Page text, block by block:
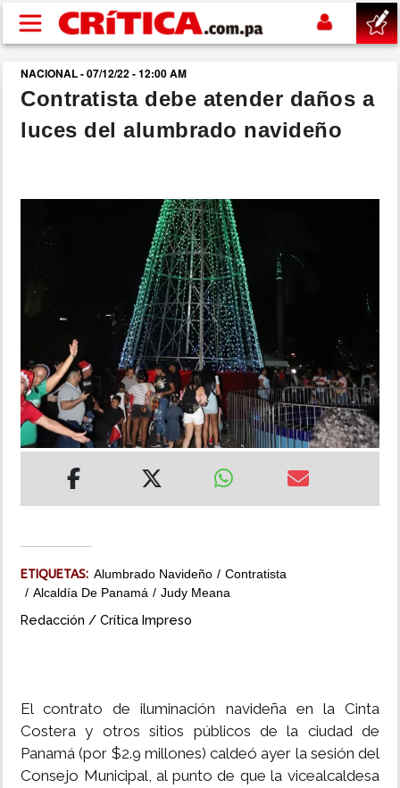
Pasar al contenido principal
buscar
SUCESOS
MUNDO
INSÓLITAS
MULTIMEDIA
NACIONAL - 07/12/22 - 12:00 AM
Contratista debe atender daños a
luces del alumbrado navideño
ETIQUETAS: Alumbrado Navideño
Contratista
Alcaldía De Panamá
Judy Meana
Redacción / Crítica Impreso
El contrato de iluminación navideña en la Cinta
Costera y otros sitios públicos de la ciudad de
Panamá (por $2.9 millones) caldeó ayer la sesión del
Consejo Municipal, al punto de que la vicealcaldesa